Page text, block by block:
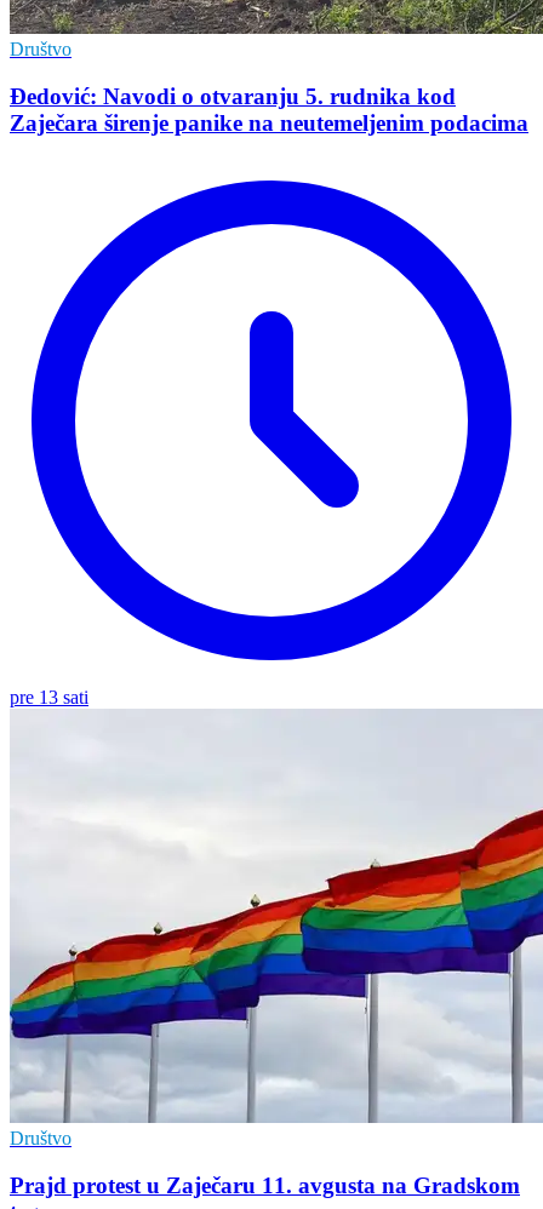
Društvo
Đedović: Navodi o otvaranju 5. rudnika kod
Zaječara širenje panike na neutemeljenim podacima
pre 13 sati
Društvo
Prajd protest u Zaječaru 11. avgusta na Gradskom